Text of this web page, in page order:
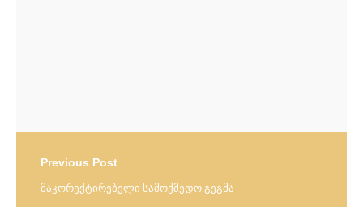
Previous Post
მაკორექტირებელი სამოქმედო გეგმა